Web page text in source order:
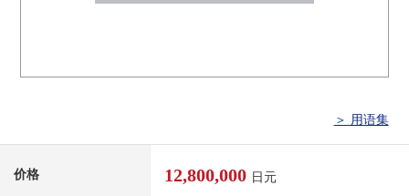
＞ 用语集
价格 12,800,000 日元